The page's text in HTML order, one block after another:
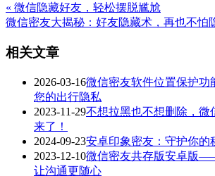
« 微信隐藏好友，轻松摆脱尴尬
微信密友大揭秘：好友隐藏术，再也不怕
相关文章
2026-03-16微信密友软件位置保护功
您的出行隐私
2023-11-29不想拉黑也不想删除，微
来了！
2024-09-23安卓印象密友：守护你的
2023-12-10微信密友共存版安卓版
让沟通更随心